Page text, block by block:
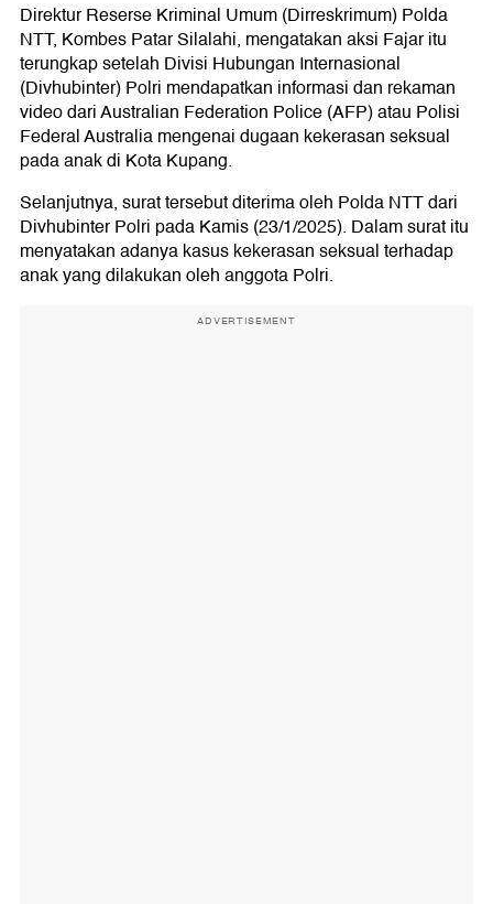
Direktur Reserse Kriminal Umum (Dirreskrimum) Polda
NTT, Kombes Patar Silalahi, mengatakan aksi Fajar itu
terungkap setelah Divisi Hubungan Internasional
(Divhubinter) Polri mendapatkan informasi dan rekaman
video dari Australian Federation Police (AFP) atau Polisi
Federal Australia mengenai dugaan kekerasan seksual
pada anak di Kota Kupang.
Selanjutnya, surat tersebut diterima oleh Polda NTT dari
Divhubinter Polri pada Kamis (23/1/2025). Dalam surat itu
menyatakan adanya kasus kekerasan seksual terhadap
anak yang dilakukan oleh anggota Polri.
ADVERTISEMENT